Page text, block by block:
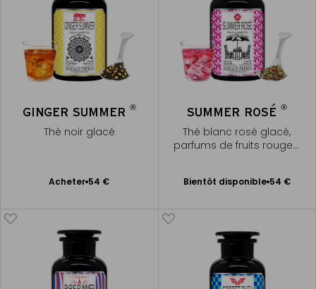
GINGER SUMMER ®
Thé noir glacé
Acheter 54 €
Ajouter
SUMMER ROSÉ ®
Thé blanc rosé glacé,
parfums de fruits rouges,
Bientôt disponible 54 €